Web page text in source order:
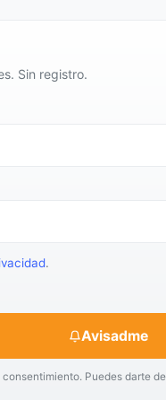
Sin registro.
.
Avisadme
Puedes darte